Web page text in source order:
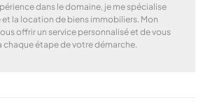
dans le domaine, je me spécialise
et la location de biens immobiliers. Mon
offrir un service personnalisé et de vous
chaque étape de votre démarche.